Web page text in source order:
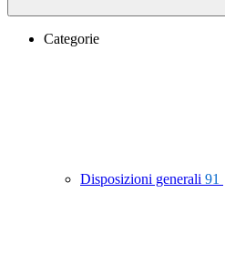
Categorie
Disposizioni generali 91